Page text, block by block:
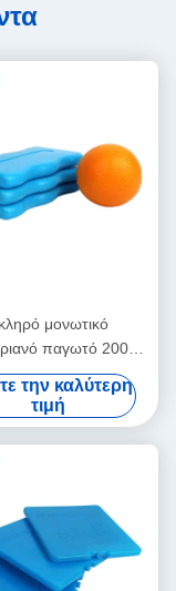
μονωτικό
παγωτό 200ml
Gel Τρόφιμα
φρέσκα
Μέγεθος Για
κατεψυγμένα
την καλύτερη
τιμή